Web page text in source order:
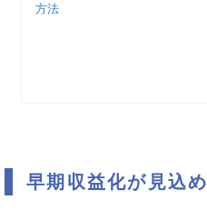
方法
早期収益化が見込